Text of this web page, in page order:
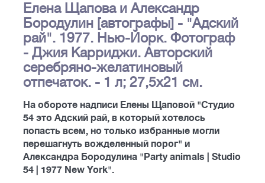
Елена Щапова и Александр
Бородулин [автографы] - "Адский
рай". 1977. Нью-Йорк. Фотограф
- Джия Карриджи. Авторский
серебряно-желатиновый
отпечаток. - 1 л; 27,5х21 см.
На обороте надписи Елены Щаповой "Студио
54 это Адский рай, в который хотелось
попасть всем, но только избранные могли
перешагнуть вожделенный порог" и
Александра Бородулина "Party animals | Studio
54 | 1977 New York".